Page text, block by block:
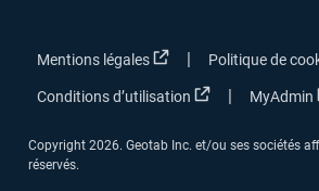
Mentions légales Ouvrir dans une
| Politique de
Conditions d’utilisation Ouvrir dans une
| MyAdmin
Copyright 2026. Geotab Inc. et/ou ses sociétés
réservés.